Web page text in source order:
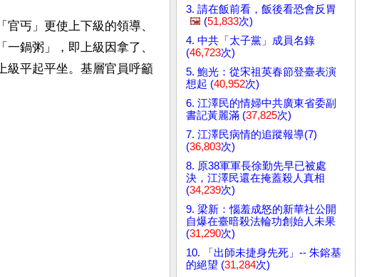
丐」更使上下級的領導、
鍋粥」，即上級因拿了、
級平起平坐。基層官員呼籲
3. 請在飯前看，飯後看恐會反胃
🖼️ (51,833次)
4. 中共「太子黨」成員名錄
(46,723次)
5. 鮑光：從宋祖英春節登臺表演
想起 (40,952次)
6. 江澤民的情婦中共廣東省委副
書記黃麗滿 (37,825次)
7. 江澤民病情的追蹤報導(7)
(36,803次)
8. 原38軍軍長徐勤先早已被處
決，江澤民還在掩蓋殺人真相
(34,239次)
9. 梁新：惱羞成怒的新華社公開
自爆在臺暗殺法輪功創始人未果
(31,290次)
10. 「出師未捷身先死」-- 朱鎔基
的絕望 (31,284次)